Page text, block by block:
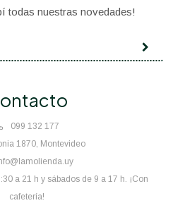
099 132 177
1870, Montevideo
a 21 h y sábados de 9 a 17 h. ¡Con
cafetería!
todas nuestras novedades!